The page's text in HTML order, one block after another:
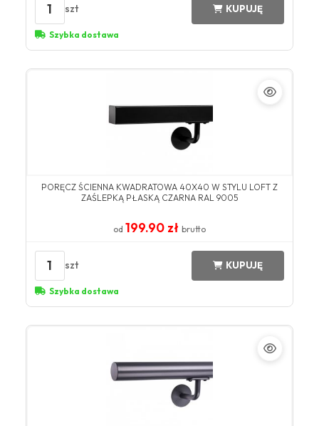
1 szt KUPUJĘ
Szybka dostawa
PORĘCZ ŚCIENNA KWADRATOWA 40X40 W STYLU LOFT Z
ZAŚLEPKĄ PŁASKĄ CZARNA RAL 9005
od 199.90 zł brutto
1 szt KUPUJĘ
Szybka dostawa